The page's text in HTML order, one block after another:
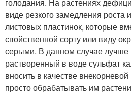
виде резкого замедления роста
листовых пластинок, которые
свойственной сорту или виду
серыми. В данном случае лучше
растворенный в воде сульфат
вносить в качестве
просто обрабатывать им